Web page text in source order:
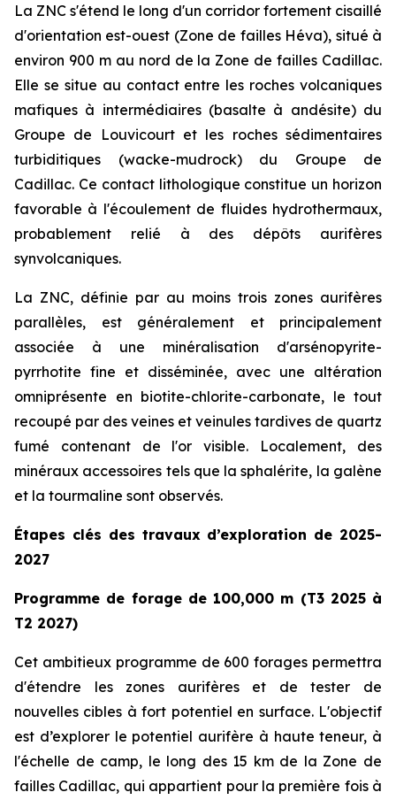
La ZNC s'étend le long d'un corridor fortement cisaillé
d'orientation est-ouest (Zone de failles Héva), situé à
environ 900 m au nord de la Zone de failles Cadillac.
Elle se situe au contact entre les roches volcaniques
mafiques à intermédiaires (basalte à andésite) du
Groupe de Louvicourt et les roches sédimentaires
turbiditiques (wacke-mudrock) du Groupe de
Cadillac. Ce contact lithologique constitue un horizon
favorable à l'écoulement de fluides hydrothermaux,
probablement relié à des dépôts aurifères
synvolcaniques.
La ZNC, définie par au moins trois zones aurifères
parallèles, est généralement et principalement
associée à une minéralisation d'arsénopyrite-
pyrrhotite fine et disséminée, avec une altération
omniprésente en biotite-chlorite-carbonate, le tout
recoupé par des veines et veinules tardives de quartz
fumé contenant de l'or visible. Localement, des
minéraux accessoires tels que la sphalérite, la galène
et la tourmaline sont observés.
Étapes clés des travaux d’exploration de 2025-
2027
Programme de forage de 100,000 m (T3 2025 à
T2 2027)
Cet ambitieux programme de 600 forages permettra
d'étendre les zones aurifères et de tester de
nouvelles cibles à fort potentiel en surface. L'objectif
est d’explorer le potentiel aurifère à haute teneur, à
l'échelle de camp, le long des 15 km de la Zone de
failles Cadillac, qui appartient pour la première fois à